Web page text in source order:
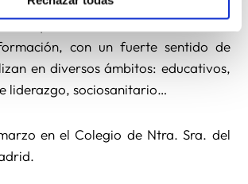
de los diversos Institutos
que tienen una vivencia firme de
con un fuerte sentido de
en diversos ámbitos: educativos,
liderazgo, sociosanitario…
en el Colegio de Ntra. Sra. del